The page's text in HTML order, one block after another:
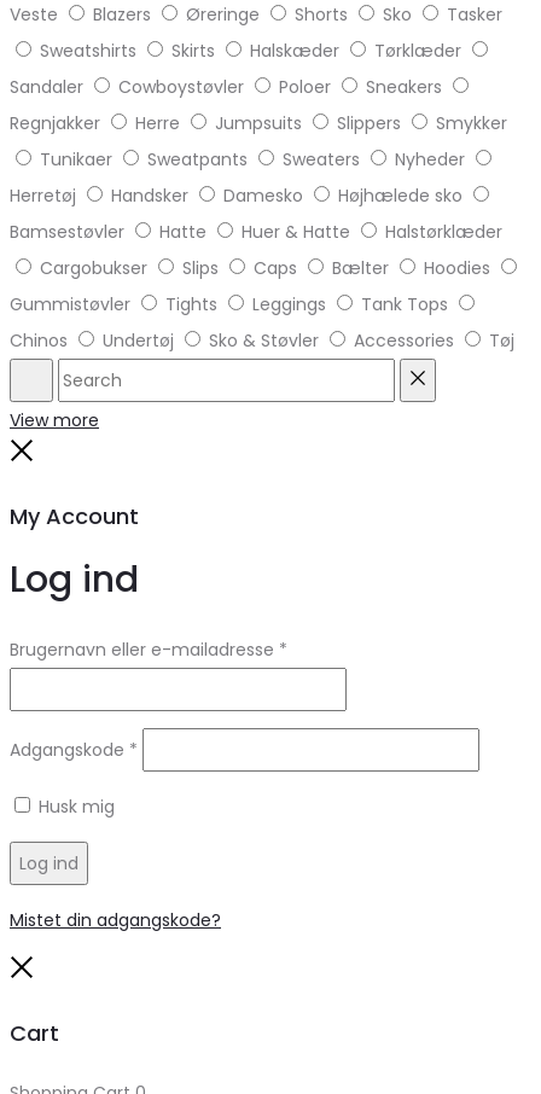
Veste
Blazers Øreringe Shorts Sko
Tasker
Sweatshirts
Skirts Halskæder
Tørklæder
Sandaler
Cowboystøvler Poloer
Sneakers
Regnjakker
Herre Jumpsuits Slippers
Smykker
Tunikaer
Sweatpants Sweaters
Nyheder
Herretøj
Handsker Damesko
Højhælede sko
Bamsestøvler
Hatte Huer & Hatte
Halstørklæder
Cargobukser
Slips Caps Bælter
Hoodies
Gummistøvler
Tights Leggings
Tank Tops
Chinos
Undertøj Sko & Støvler Accessories Tøj
Search
View more
My Account
Log ind
Brugernavn eller e-mailadresse *
Adgangskode *
Husk mig
Log ind
Mistet din adgangskode?
Cart